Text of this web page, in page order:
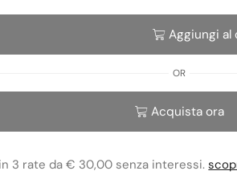
Aggiungi al
OR
Acquista ora
in 3 rate da € 30,00 senza interessi.